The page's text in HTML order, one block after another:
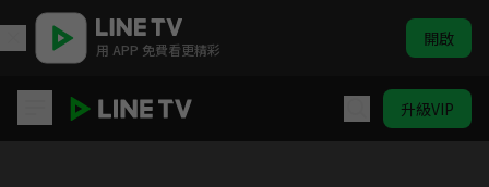
用 APP 免費看更精彩 開啟
升級VIP